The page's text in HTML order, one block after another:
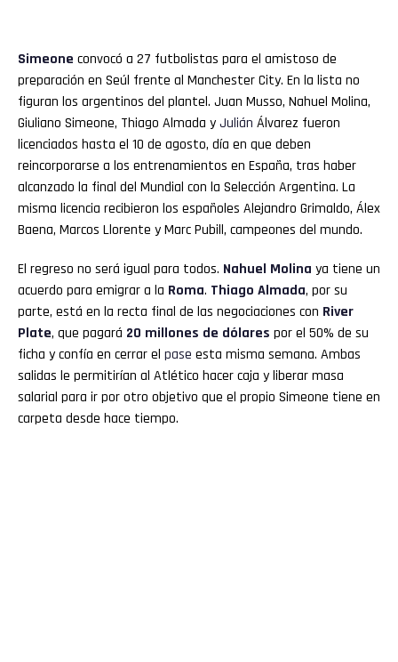
Simeone convocó a 27 futbolistas para el amistoso de
preparación en Seúl frente al Manchester City. En la lista no
figuran los argentinos del plantel. Juan Musso, Nahuel Molina,
Giuliano Simeone, Thiago Almada yJulián Álvarez fueron
licenciados hasta el 10 de agosto, día en que deben
reincorporarse a los entrenamientos en España, tras haber
alcanzado la final del Mundial con la Selección Argentina. La
misma licencia recibieron los españoles Alejandro Grimaldo, Álex
Baena, Marcos Llorente y Marc Pubill, campeones del mundo.
El regreso no será igual para todos. Nahuel Molina ya tiene un
acuerdo para emigrar a la Roma. Thiago Almada, por su
parte, está en la recta final de las negociaciones con River
Plate, que pagará 20 millones de dólares por el 50% de su
ficha y confía en cerrar el pase esta misma semana. Ambas
salidas le permitirían al Atlético hacer caja y liberar masa
salarial para ir por otro objetivo que el propio Simeone tiene en
carpeta desde hace tiempo.